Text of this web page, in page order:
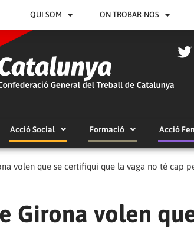
QUI SOM ON TROBAR-NOS
Acció Social Formació Acció
volen que se certifiqui que la vaga no té cap
Girona volen